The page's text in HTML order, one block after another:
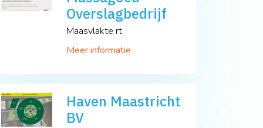
Overslagbedrijf
Maasvlakte rt
Meer informatie
Haven Maastricht
BV